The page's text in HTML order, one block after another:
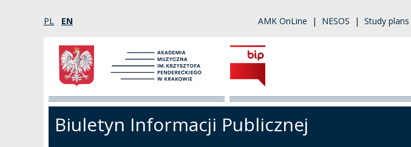
PL EN AMK OnLine | NESOS | Study plans
Biuletyn Informacji Publicznej